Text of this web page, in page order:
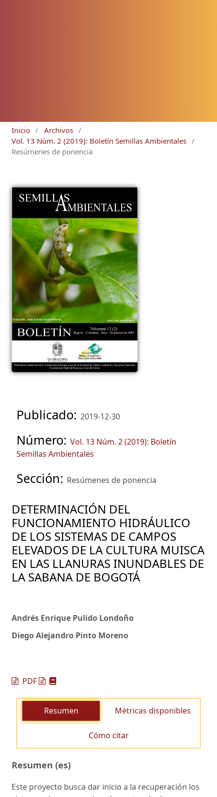
Inicio / Archivos /
Vol. 13 Núm. 2 (2019): Boletín Semillas Ambientales /
Resúmenes de ponencia
Publicado: 2019-12-30
Número: Vol. 13 Núm. 2 (2019): Boletín
Semillas Ambientales
Sección: Resúmenes de ponencia
DETERMINACIÓN DEL
FUNCIONAMIENTO HIDRÁULICO
DE LOS SISTEMAS DE CAMPOS
ELEVADOS DE LA CULTURA MUISCA
EN LAS LLANURAS INUNDABLES DE
LA SABANA DE BOGOTÁ
Andrés Enrique Pulido Londoño
Diego Alejandro Pinto Moreno
PDF
Resumen Métricas disponibles
Cómo citar
Resumen (es)
Este proyecto busca dar inicio a la recuperación los